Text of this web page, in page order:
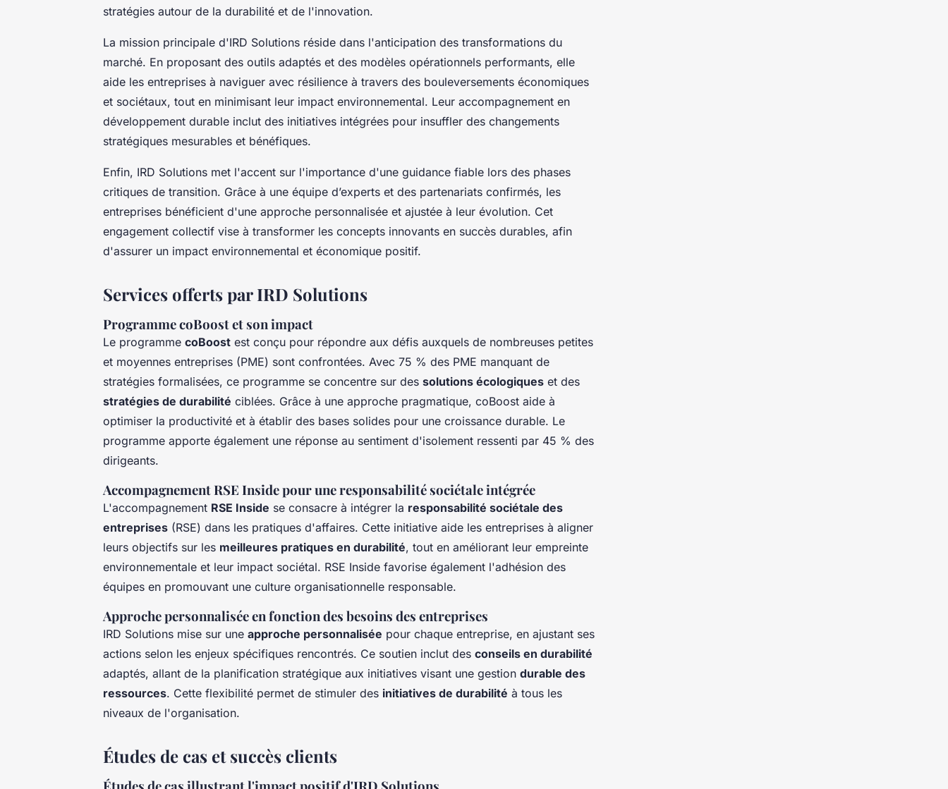
stratégies autour de la durabilité et de l'innovation.
La mission principale d'IRD Solutions réside dans l'anticipation des transformations du
marché. En proposant des outils adaptés et des modèles opérationnels performants, elle
aide les entreprises à naviguer avec résilience à travers des bouleversements économiques
et sociétaux, tout en minimisant leur impact environnemental. Leur accompagnement en
développement durable inclut des initiatives intégrées pour insuffler des changements
stratégiques mesurables et bénéfiques.
Enfin, IRD Solutions met l'accent sur l'importance d'une guidance fiable lors des phases
critiques de transition. Grâce à une équipe d’experts et des partenariats confirmés, les
entreprises bénéficient d'une approche personnalisée et ajustée à leur évolution. Cet
engagement collectif vise à transformer les concepts innovants en succès durables, afin
d'assurer un impact environnemental et économique positif.
Services offerts par IRD Solutions
Programme coBoost et son impact
Le programme coBoost est conçu pour répondre aux défis auxquels de nombreuses petites
et moyennes entreprises (PME) sont confrontées. Avec 75 % des PME manquant de
stratégies formalisées, ce programme se concentre sur des solutions écologiques et des
stratégies de durabilité ciblées. Grâce à une approche pragmatique, coBoost aide à
optimiser la productivité et à établir des bases solides pour une croissance durable. Le
programme apporte également une réponse au sentiment d'isolement ressenti par 45 % des
dirigeants.
Accompagnement RSE Inside pour une responsabilité sociétale intégrée
L'accompagnement RSE Inside se consacre à intégrer la responsabilité sociétale des
entreprises (RSE) dans les pratiques d'affaires. Cette initiative aide les entreprises à aligner
leurs objectifs sur les meilleures pratiques en durabilité, tout en améliorant leur empreinte
environnementale et leur impact sociétal. RSE Inside favorise également l'adhésion des
équipes en promouvant une culture organisationnelle responsable.
Approche personnalisée en fonction des besoins des entreprises
IRD Solutions mise sur une approche personnalisée pour chaque entreprise, en ajustant ses
actions selon les enjeux spécifiques rencontrés. Ce soutien inclut des conseils en durabilité
adaptés, allant de la planification stratégique aux initiatives visant une gestion durable des
ressources. Cette flexibilité permet de stimuler des initiatives de durabilité à tous les
niveaux de l'organisation.
Études de cas et succès clients